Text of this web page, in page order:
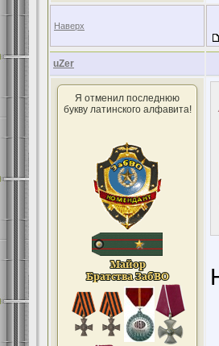
Наверх
uZer
Я отменил последнюю
букву латинского алфавита!